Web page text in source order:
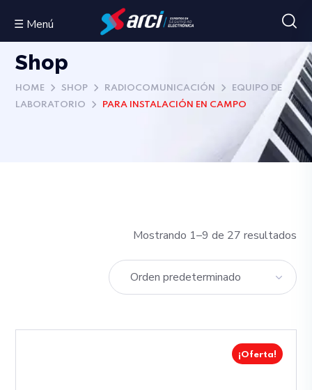
☰ Menú
Shop
HOME SHOP RADIOCOMUNICACIÓN
EQUIPO DE
LABORATORIO
PARA INSTALACIÓN EN CAMPO
Mostrando 1–9 de 27 resultados
¡Oferta!